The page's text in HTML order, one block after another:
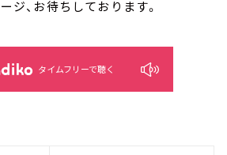
ジ、お待ちしております。
タイムフリーで聴く